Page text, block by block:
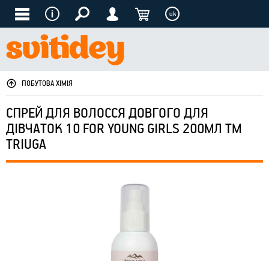
uk
ПОБУТОВА ХІМІЯ
СПРЕЙ ДЛЯ ВОЛОССЯ ДОВГОГО ДЛЯ
ДІВЧАТОК 10 FOR YOUNG GIRLS 200МЛ ТМ
TRIUGA